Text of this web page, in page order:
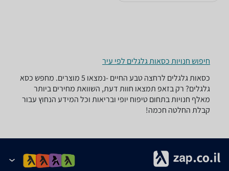
חיפוש חנויות כסאות גלגלים לפי עיר
כסאות גלגלים ‏לרחצה ‏טבע החיים -נמצאו 5 מוצרים. מחפש כסא
גלגלים? רק בזאפ תמצאו חוות דעת, השוואת מחירים ביותר
מאלף חנויות בתחום טיפוח יופי ובריאות וכל המידע הנחוץ עבור
קבלת החלטה חכמה!